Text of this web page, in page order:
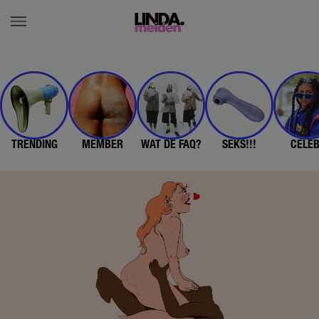
TRENDING MEMBER WAT DE FAQ? SEKS!!!